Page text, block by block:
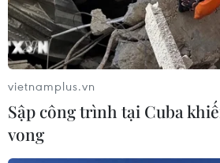
vietnamplus.vn
Sập công trình tại Cuba
vong